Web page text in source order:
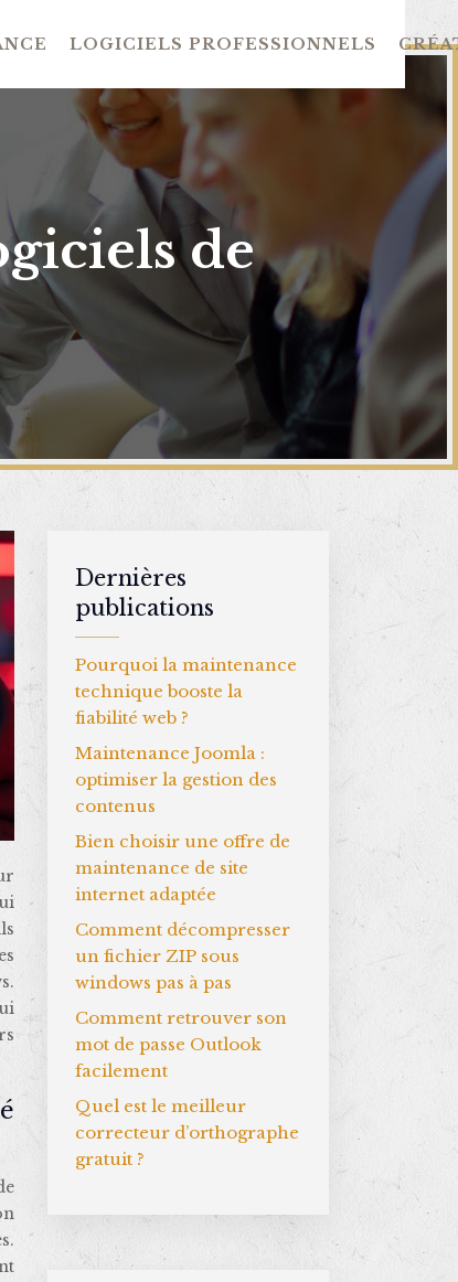
LOGICIELS PROFESSIONNELS
de
Dernières
publications
Pourquoi la maintenance
technique booste la
fiabilité web ?
Maintenance Joomla :
optimiser la gestion des
contenus
Bien choisir une offre de
maintenance de site
internet adaptée
Comment décompresser
un fichier ZIP sous
windows pas à pas
Comment retrouver son
mot de passe Outlook
facilement
Quel est le meilleur
correcteur d’orthographe
gratuit ?